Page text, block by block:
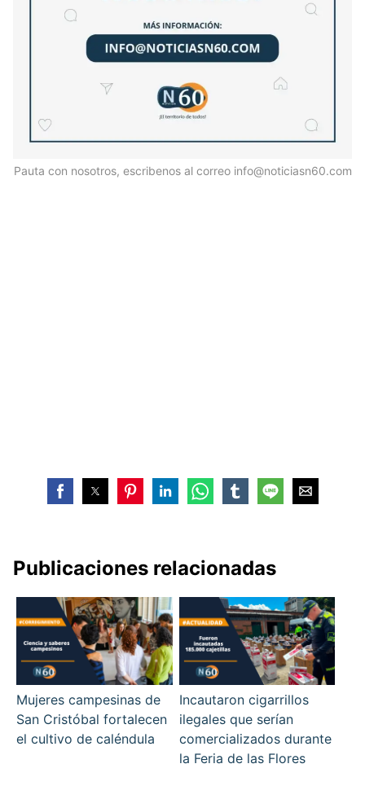
Pauta con nosotros, escribenos al correo info@noticiasn60.com
Publicaciones relacionadas
Mujeres campesinas de
San Cristóbal fortalecen
el cultivo de caléndula
Incautaron cigarrillos
ilegales que serían
comercializados durante
la Feria de las Flores